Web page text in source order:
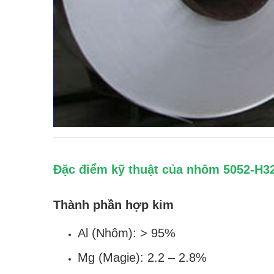
Đặc điểm kỹ thuật của nhôm 5052-
Thành phần hợp kim
Al (Nhôm): > 95%
Mg (Magie): 2.2 – 2.8%